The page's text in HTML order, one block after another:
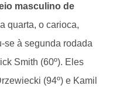
masculino de
quarta, o carioca,
se à segunda rodada
Smith (60º). Eles
(94º) e Kamil